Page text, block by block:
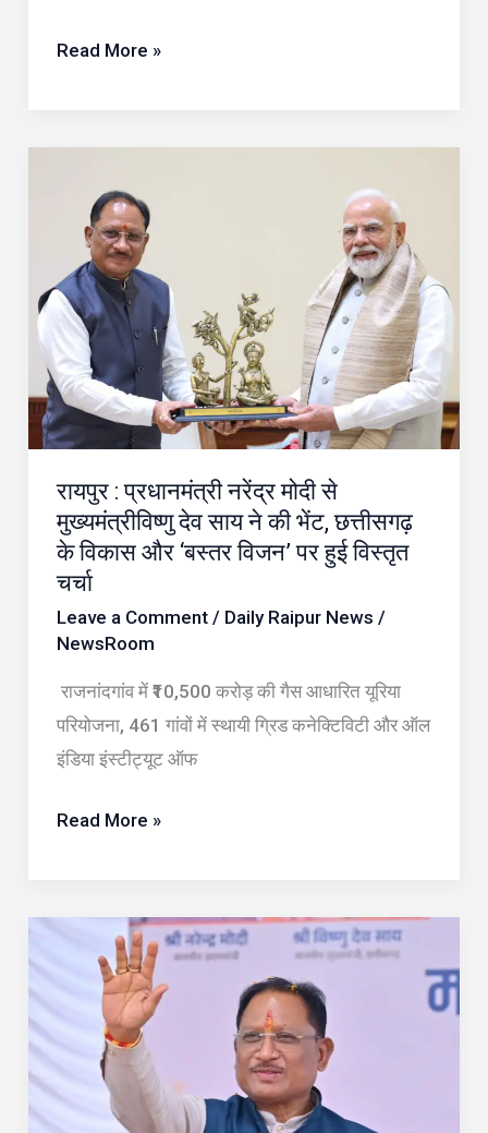
निचले
नियमित
परीक्षण
कराएं
Read More »
रायपुर : प्रधानमंत्री नरेंद्र मोदी से
मुख्यमंत्रीविष्णु देव साय ने की भेंट, छत्तीसगढ़
के विकास और ‘बस्तर विजन’ पर हुई विस्तृत
चर्चा
Leave a Comment / Daily Raipur News /
NewsRoom
राजनांदगांव में ₹10,500 करोड़ की गैस आधारित यूरिया
परियोजना, 461 गांवों में स्थायी ग्रिड कनेक्टिविटी और ऑल
इंडिया इंस्टीट्यूट ऑफ
प्रधानमंत्री
नरेंद्र
मोदी
से
मुख्यमंत्रीविष्णु
देव
साय
की
भेंट,
छत्तीसगढ़
विकास
‘बस्तर
विजन’
पर
Read More »
मुख्यमंत्री
की